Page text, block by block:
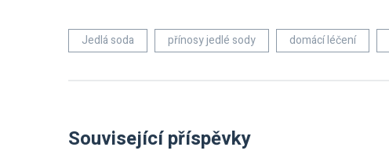
Jedlá soda přínosy jedlé sody domácí léčení
Související příspěvky